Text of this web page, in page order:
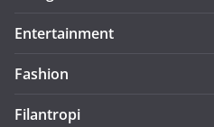
Entertainment
Fashion
Filantropi